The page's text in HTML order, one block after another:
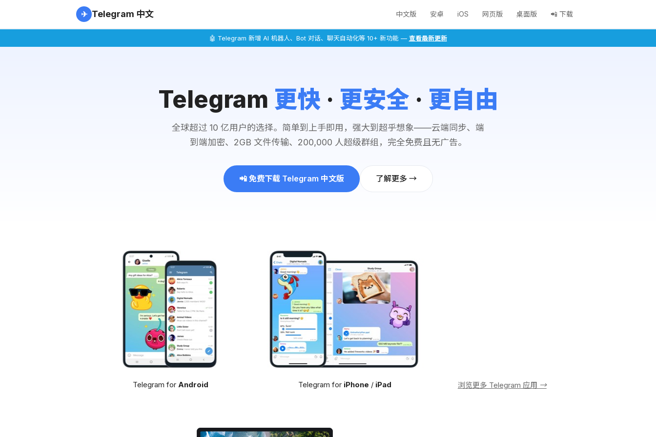
✈ Telegram 中文 中文版 安卓 iOS 网页版 桌面版 📲 下载
🤖 Telegram 新增 AI 机器人、Bot 对话、聊天自动化等 10+ 新功能 — 查看最新更新
Telegram 更快· 更安全 · 更自由
全球超过 10 亿用户的选择。简单到上手即用，强大到超乎想象——云端同步、端
到端加密、2GB 文件传输、200,000 人超级群组，完全免费且无广告。
📲 免费下载 Telegram 中文版 了解更多 →
Telegram forAndroid Telegram for iPhone / iPad 浏览更多 Telegram 应用